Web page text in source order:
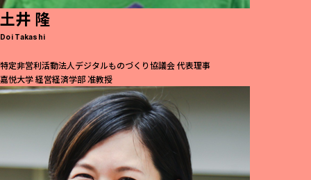
土井 隆
Doi Takashi
特定非営利活動法人デジタルものづくり協議会 代表理事
嘉悦大学 経営経済学部 准教授